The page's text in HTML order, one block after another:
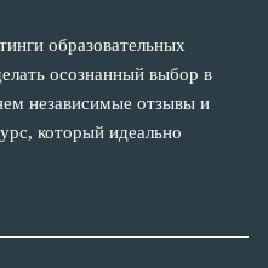
образовательных
осознанный выбор в
независимые отзывы и
который идеально